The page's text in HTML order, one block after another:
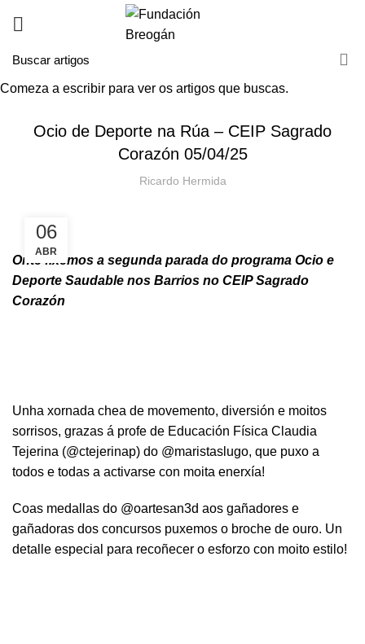
NOVAS
Ocio de Deporte na Rúa – CEIP Sagrado
Corazón 05/04/25
Ricardo Hermida
06
ABR
Onte fixemos a segunda parada do programa Ocio e
Deporte Saudable nos Barrios no CEIP Sagrado
Corazón
Unha xornada chea de movemento, diversión e moitos
sorrisos, grazas á profe de Educación Física Claudia
Tejerina (@ctejerinap) do @maristaslugo, que puxo a
todos e todas a activarse con moita enerxía!
Coas medallas do @oartesan3d aos gañadores e
gañadoras dos concursos puxemos o broche de ouro. Un
detalle especial para recoñecer o esforzo con moito estilo!
Comeza a escribir para ver os artigos que buscas.